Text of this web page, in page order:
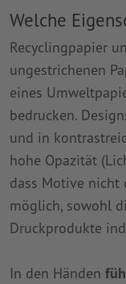
Welche
Recyclingpapier
ungestrichenen
eines
bedrucken.
und in
hohe Opazität
dass Motive nicht
möglich, sowohl
Druckprodukte
In den Händen